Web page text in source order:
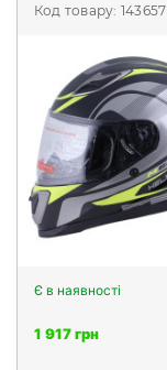
Код товару: 143657
Є в наявності
1 917 грн